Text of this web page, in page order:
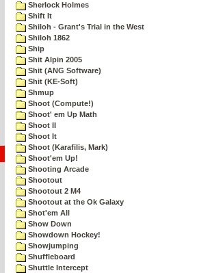
Sherlock Holmes
Shift It
Shiloh - Grant's Trial in the West
Shiloh 1862
Ship
Shit Alpin 2005
Shit (ANG Software)
Shit (KE-Soft)
Shmup
Shoot (Compute!)
Shoot' em Up Math
Shoot II
Shoot It
Shoot (Karafilis, Mark)
Shoot'em Up!
Shooting Arcade
Shootout
Shootout 2 M4
Shootout at the Ok Galaxy
Shot'em All
Show Down
Showdown Hockey!
Showjumping
Shuffleboard
Shuttle Intercept